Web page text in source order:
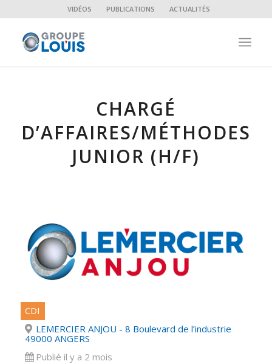
VIDÉOS PUBLICATIONS ACTUALITÉS
CHARGÉ
D’AFFAIRES/MÉTHODES
JUNIOR (H/F)
CDI
LEMERCIER ANJOU - 8 Boulevard de l’industrie
49000 ANGERS
Publié il y a 2 mois